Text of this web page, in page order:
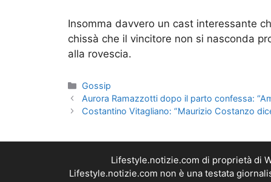
Insomma davvero un cast interessante
chissà che il vincitore non si nasconda
alla rovescia.
Categorie
Gossip
Aurora Ramazzotti dopo il parto confessa:
Costantino Vitagliano: “Maurizio Costanzo
Lifestyle.notizie.com di proprietà di
Lifestyle.notizie.com non è una testata